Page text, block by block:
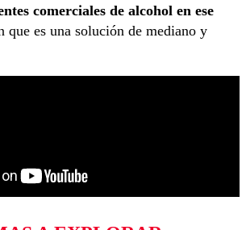
comerciales de alcohol en ese
es una solución de mediano y